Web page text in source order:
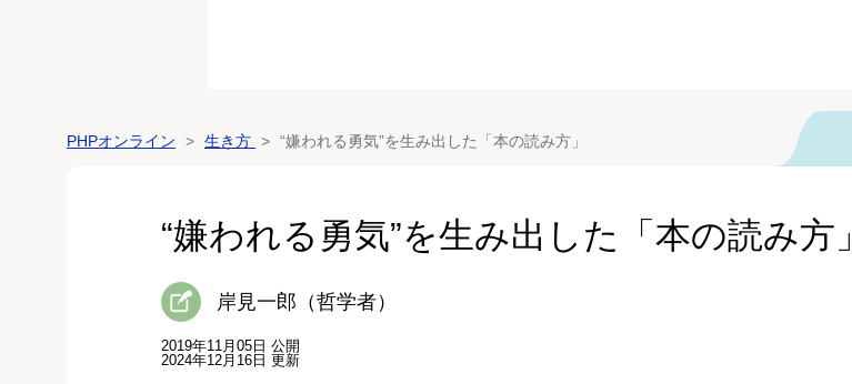
PHPオンライン 生き方 “嫌われる勇気”を生み出した「本の読み方」
“嫌われる勇気”を生み出した「本の読み方」
岸見一郎（哲学者）
2019年11月05日 公開
2024年12月16日 更新